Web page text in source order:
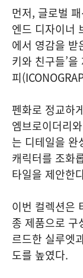
먼저, 글로벌
엔드 디자이너
에서 영감을 받
키와 친구들’
피
펜화로 정교하
엠브로이더리
는 디테일을 완
캐릭터를 조화
타일을 제안한
이번 컬렉션은
종 제품으로 구
르드한 실루엣
도를 높였다.